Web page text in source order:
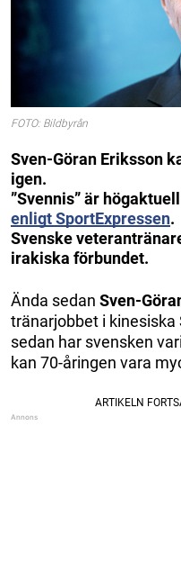
FOTO: Bildbyrån
Sven-Göran Eriksson
igen.
”Svennis” är
enligt SportExpressen.
Svenske
irakiska förbundet.
Ända sedan Sven-
tränarjobbet i kinesiska
sedan har svensken
kan 70-åringen vara